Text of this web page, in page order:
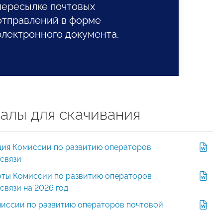
почтовых
в форме
документа.
для скачивания
Комиссии по развитию операторов
Комиссии по развитию операторов
на 2026 год
по развитию операторов почтовой